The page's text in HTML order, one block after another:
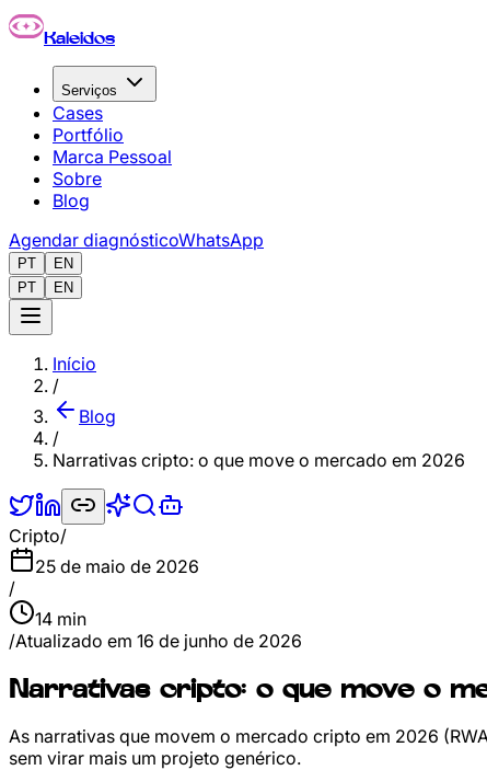
Pular para o conteúdo principal
Kaleidos
Serviços
Cases
Portfólio
Marca Pessoal
Sobre
Blog
Agendar diagnósticoWhatsApp
PT
EN
PT
EN
Início
/
Blog
/
Narrativas cripto: o que move o mercado em 2026
Cripto/
25 de maio de 2026
/
14 min
/Atualizado em 16 de junho de 2026
Narrativas cripto: o que move o
As narrativas que movem o mercado cripto em 2026
sem virar mais um projeto genérico.